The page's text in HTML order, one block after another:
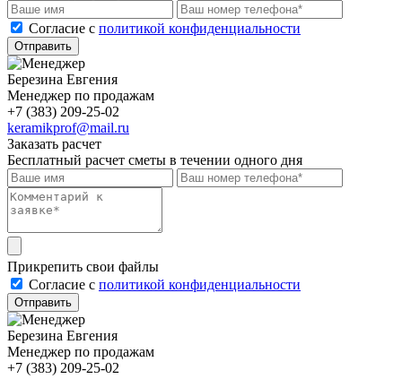
Cогласие с политикой конфиденциальности
Отправить
Березина Евгения
Менеджер по продажам
+7 (383) 209-25-02
keramikprof@mail.ru
Заказать расчет
Бесплатный расчет сметы в течении одного дня
Прикрепить свои файлы
Cогласие с политикой конфиденциальности
Отправить
Березина Евгения
Менеджер по продажам
+7 (383) 209-25-02